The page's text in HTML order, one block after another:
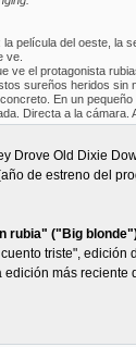
película del oeste, la
ve.
ve el protagonista
sureños heridos sin
En un pequeño
Directa a la
Drove Old Dixie
de estreno del
rubia" ("Big
triste", edición
edición más